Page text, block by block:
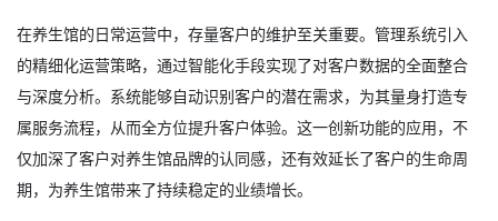
在养生馆的日常运营中，存量客户的维护至关重要。管理系统引入
的精细化运营策略，通过智能化手段实现了对客户数据的全面整合
与深度分析。系统能够自动识别客户的潜在需求，为其量身打造专
属服务流程，从而全方位提升客户体验。这一创新功能的应用，不
仅加深了客户对养生馆品牌的认同感，还有效延长了客户的生命周
期，为养生馆带来了持续稳定的业绩增长。